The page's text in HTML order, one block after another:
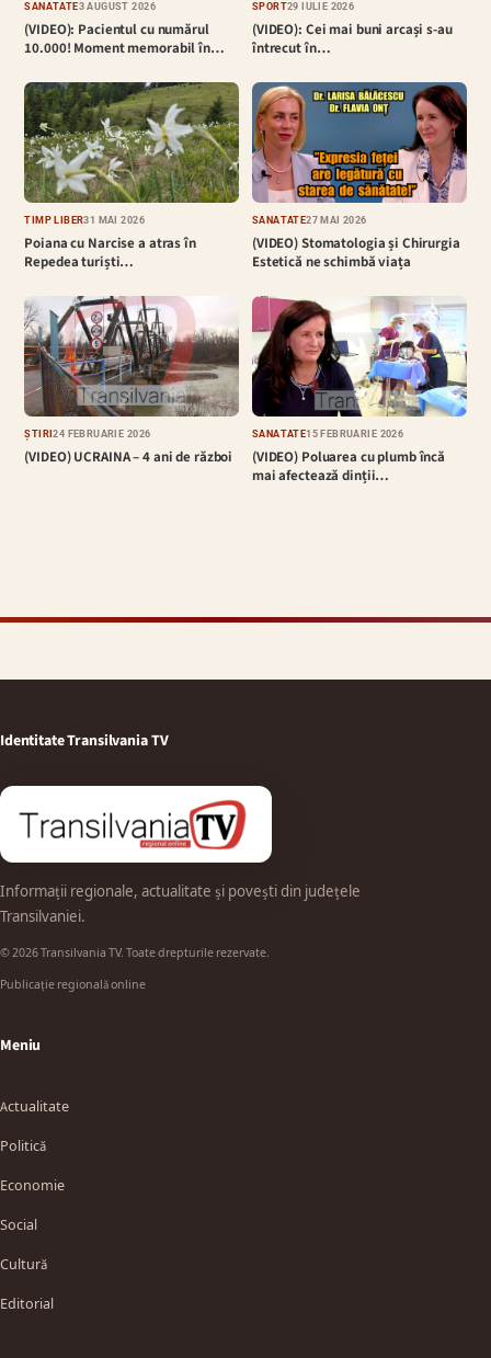
SĂNĂTATE3 AUGUST 2026
(VIDEO): Pacientul cu numărul
10.000! Moment memorabil în…
SPORT29 IULIE 2026
(VIDEO): Cei mai buni arcași s-au
întrecut în…
TIMP LIBER31 MAI 2026
Poiana cu Narcise a atras în
Repedea turiști…
SĂNĂTATE27 MAI 2026
(VIDEO) Stomatologia și Chirurgia
Estetică ne schimbă viața
ȘTIRI24 FEBRUARIE 2026
(VIDEO) UCRAINA – 4 ani de război
SĂNĂTATE15 FEBRUARIE 2026
(VIDEO) Poluarea cu plumb încă
mai afectează dinții…
Identitate Transilvania TV
Informații regionale, actualitate și povești din județele
Transilvaniei.
© 2026 Transilvania TV. Toate drepturile rezervate.
Publicație regională online
Meniu
Actualitate
Politică
Economie
Social
Cultură
Editorial